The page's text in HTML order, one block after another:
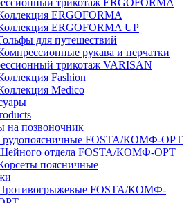
трикотаж ERGOFORMA
ERGOFORMA
ERGOFORMA UP
для путешествий
рукава и перчатки
трикотаж VARISAN
Fashion
Medico
на позвоночник
FOSTA/КОМФ-ОРТ
отдела FOSTA/КОМФ-ОРТ
поясничные
FOSTA/КОМФ-